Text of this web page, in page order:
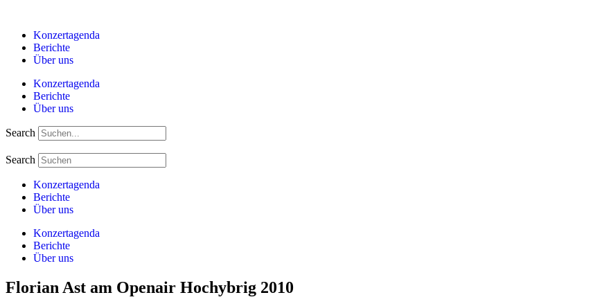
springenKonzertagenda
Berichte
Über uns
Konzertagenda
Berichte
Über uns
Search
Search
Konzertagenda
Berichte
Über uns
Konzertagenda
Berichte
Über uns
Florian Ast am Openair Hochybrig 2010